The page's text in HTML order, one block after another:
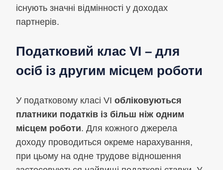
існують значні відмінності у доходах
партнерів.
Податковий клас VI – для
осіб із другим місцем роботи
У податковому класі VI обліковуються
платники податків із більш ніж одним
місцем роботи. Для кожного джерела
доходу проводиться окреме нарахування,
при цьому на одне трудове відношення